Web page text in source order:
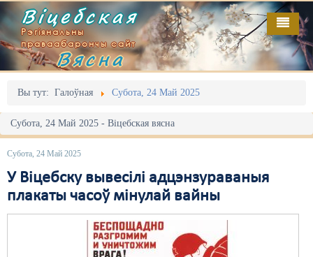
Віцебская
Рэгіянальны
праваабарончы сайт
Вясна
Вы тут: Галоўная Субота, 24 Май 2025
Субота, 24 Май 2025 - Віцебская вясна
Субота, 24 Май 2025
У Віцебску вывесілі адцэнзураваныя
плакаты часоў мінулай вайны
Галоўная
Адміністрацыйны перасьлед
Акцыі
Выбары
Грамадзянскія ініцыятывы
Выданьні
Відэа
Пра нас
RSS